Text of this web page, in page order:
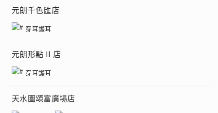
元朗千色匯店
穿耳護耳
元朗形點 II 店
穿耳護耳
天水圍頌富廣場店